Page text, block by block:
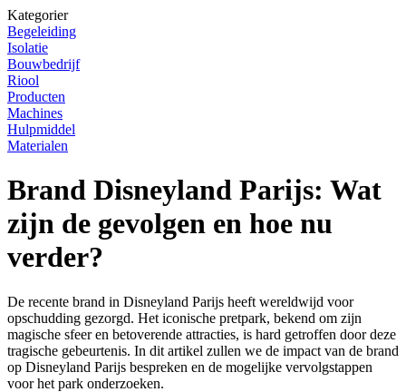
Kategorier
Begeleiding
Isolatie
Bouwbedrijf
Riool
Producten
Machines
Hulpmiddel
Materialen
Brand Disneyland Parijs: Wat
zijn de gevolgen en hoe nu
verder?
De recente brand in Disneyland Parijs heeft wereldwijd voor
opschudding gezorgd. Het iconische pretpark, bekend om zijn
magische sfeer en betoverende attracties, is hard getroffen door deze
tragische gebeurtenis. In dit artikel zullen we de impact van de brand
op Disneyland Parijs bespreken en de mogelijke vervolgstappen
voor het park onderzoeken.